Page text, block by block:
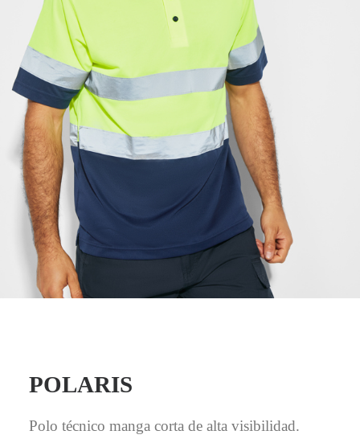
Mail - impulsa@debisual.com
Teléfono - 931 97 40 60
WhatsApp - 634 777 310
POLARIS
Polo técnico manga corta de alta visibilidad.